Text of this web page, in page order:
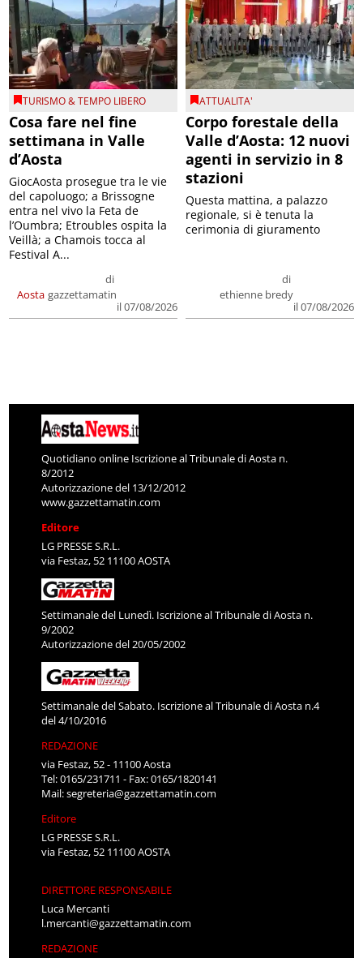
TURISMO & TEMPO LIBERO
Cosa fare nel fine
settimana in Valle
d’Aosta
Aosta
di
gazzettamatin
il 07/08/2026
GiocAosta prosegue tra le vie
del capoluogo; a Brissogne
entra nel vivo la Feta de
l’Oumbra; Etroubles ospita la
Veillà; a Chamois tocca al
Festival A...
ATTUALITA'
Corpo forestale della
Valle d’Aosta: 12 nuovi
agenti in servizio in 8
stazioni
di
ethienne bredy
il 07/08/2026
Questa mattina, a palazzo
regionale, si è tenuta la
cerimonia di giuramento
Quotidiano online Iscrizione al Tribunale di Aosta n.
8/2012
Autorizzazione del 13/12/2012
www.gazzettamatin.com
Editore
LG PRESSE S.R.L.
via Festaz, 52 11100 AOSTA
Settimanale del Lunedì. Iscrizione al Tribunale di Aosta n.
9/2002
Autorizzazione del 20/05/2002
Settimanale del Sabato. Iscrizione al Tribunale di Aosta n.4
del 4/10/2016
REDAZIONE
via Festaz, 52 - 11100 Aosta
Tel: 0165/231711 - Fax: 0165/1820141
Mail:segreteria@gazzettamatin.com
Editore
LG PRESSE S.R.L.
via Festaz, 52 11100 AOSTA
DIRETTORE RESPONSABILE
Luca Mercanti
l.mercanti@gazzettamatin.com
REDAZIONE